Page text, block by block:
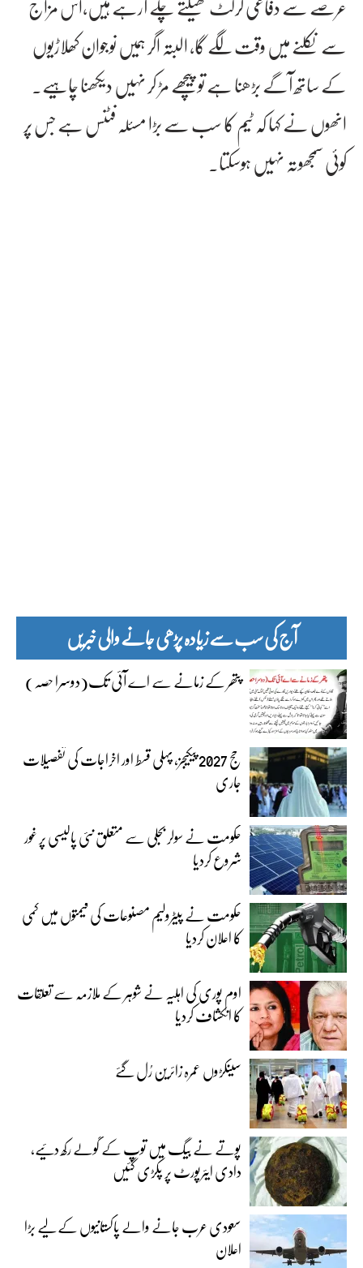
سے نکلنے میں وقت لگے گا، البتہ اگر ہمیں نوجوان کھلاڑیوں
کے ساتھ آگے بڑھنا ہے تو پیچھے مڑ کر نہیں دیکھنا چاہیے۔
انھوں نے کہا کہ ٹیم کا سب سے بڑا مسئلہ فٹنس ہے جس پر
کوئی سمجھوتہ نہیں ہوسکتا۔
آج کی سب سے زیادہ پڑھی جانے والی خبریں
پتھر کے زمانے سے اے آئی تک(دوسرا حصہ)
حج 2027 پیکیجز، پہلی قسط اور اخراجات کی تفصیلات
جاری
حکومت نے سولر بجلی سے متعلق نئی پالیسی پر غور
شروع کردیا
حکومت نے پیٹرولیم مصنوعات کی قیمتوں میں کمی
کا اعلان کردیا
اوم پوری کی اہلیہ نے شوہر کے ملازمہ سے تعلقات
کا انکشاف کردیا
سینکڑوں عمرہ زائرین رُل گئے
پوتے نے بیگ میں توپ کے گولے رکھ دئیے،
دادی ایئرپورٹ پر پکڑی گئیں
سعودی عرب جانے والے پاکستانیوں کے لیے بڑا
اعلان